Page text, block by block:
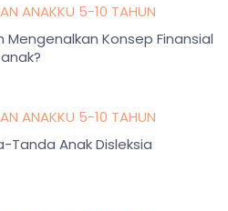
ANAKKU 5-10 TAHUN
Mengenalkan Konsep Finansial
ANAKKU 5-10 TAHUN
Tanda Anak Disleksia